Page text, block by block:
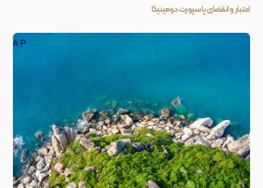
اعتبار و انقضای پاسپورت دومینیکا